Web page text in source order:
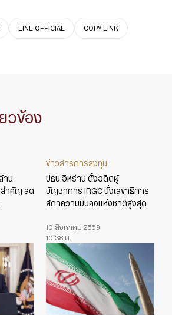
LINE OFFICIAL COPY LINK
วข้อง
าน
สำคัญ ลด
ข่าวสารการลงทุน
ปธน.อิหร่าน ตั้งอดีตผู้
บัญชาการ IRGC นั่งเลขาธิการ
สภาความมั่นคงแห่งชาติสูงสุด
10 สิงหาคม 2569
10:38 น.